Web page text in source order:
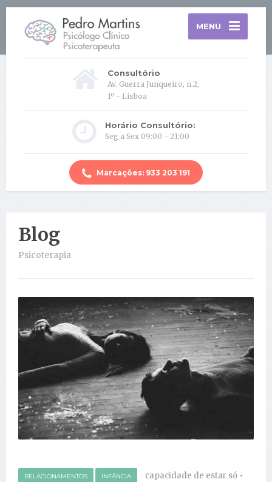
MENU
Consultório
Av. Guerra Junqueiro, n.2,
1º - Lisboa
Horário Consultório:
Seg a Sex 09:00 - 21:00
Marcações: 933 203 191
Blog
Psicoterapia
RELACIONAMENTOS INFÂNCIA capacidade de estar só •